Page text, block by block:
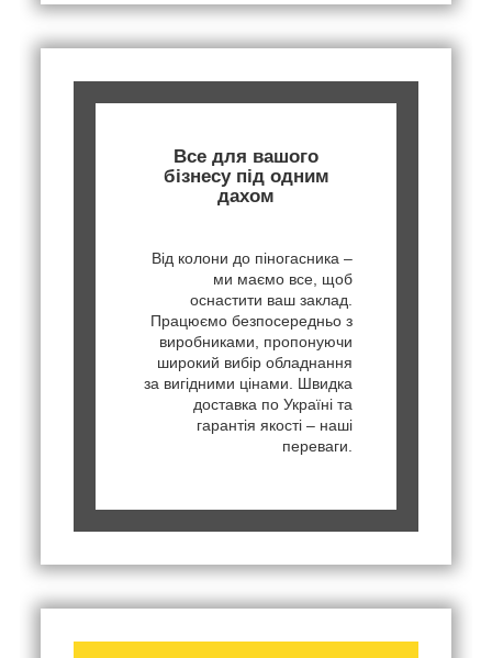
Все для вашого
бізнесу під одним
дахом
Від колони до піногасника –
ми маємо все, щоб
оснастити ваш заклад.
Працюємо безпосередньо з
виробниками, пропонуючи
широкий вибір обладнання
за вигідними цінами. Швидка
доставка по Україні та
гарантія якості – наші
переваги.